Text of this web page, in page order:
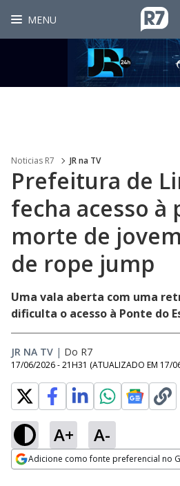
MENU
Noticias R7 JR na TV
Prefeitura de
fecha acesso à
morte de
de rope jump
Uma vala aberta com uma
dificulta o acesso à Ponte do
JR NA TV | Do R7
17/06/2026 - 21H31 (ATUALIZADO EM 17/
A+ A-
Adicione como fonte preferencial no
Ativar
Loaded:
51.84%